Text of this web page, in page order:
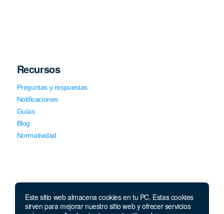
Este sitio web almacena cookies en tu PC. Estas cookies
sirven para mejorar nuestro sitio web y ofrecer servicios
Recursos
Preguntas y respuestas
Notificaciones
Guías
Blog
Normatividad